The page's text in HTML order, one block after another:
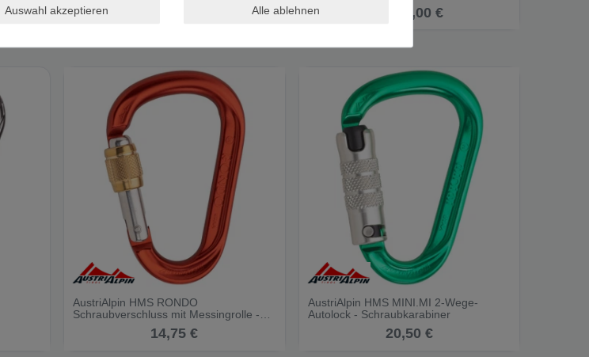
ab 26,00 €
AustriAlpin HMS RONDO
Schraubverschluss mit Messingrolle -
Schraubkarabiner14,75 €
AustriAlpin HMS MINI.MI 2-Wege-
Autolock - Schraubkarabiner
20,50 €
Auswahl akzeptieren Alle ablehnen